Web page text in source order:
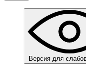
Версия для